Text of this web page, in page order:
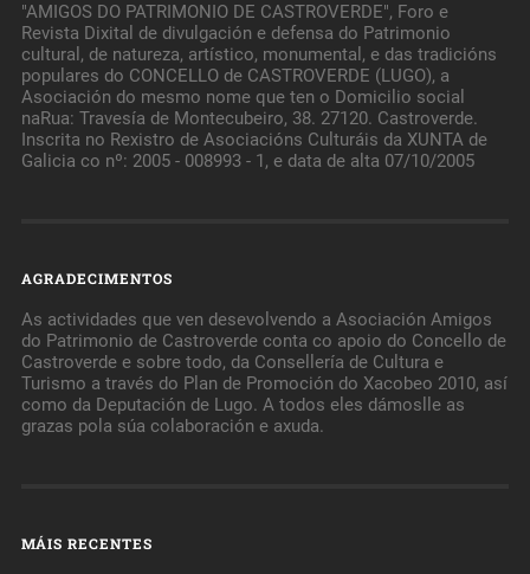
"AMIGOS DO PATRIMONIO DE CASTROVERDE", Foro e
Revista Dixital de divulgación e defensa do Patrimonio
cultural, de natureza, artístico, monumental, e das tradicións
populares do CONCELLO de CASTROVERDE (LUGO), a
Asociación do mesmo nome que ten o Domicilio social
naRua: Travesía de Montecubeiro, 38. 27120. Castroverde.
Inscrita no Rexistro de Asociacións Culturáis da XUNTA de
Galicia co nº: 2005 - 008993 - 1, e data de alta 07/10/2005
AGRADECIMENTOS
As actividades que ven desevolvendo a Asociación Amigos
do Patrimonio de Castroverde conta co apoio do Concello de
Castroverde e sobre todo, da Consellería de Cultura e
Turismo a través do Plan de Promoción do Xacobeo 2010, así
como da Deputación de Lugo. A todos eles dámoslle as
grazas pola súa colaboración e axuda.
MÁIS RECENTES